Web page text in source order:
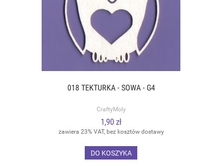
018 TEKTURKA - SOWA - G4
CraftyMoly
1,90 zł
zawiera 23% VAT, bez kosztów dostawy
DO KOSZYKA